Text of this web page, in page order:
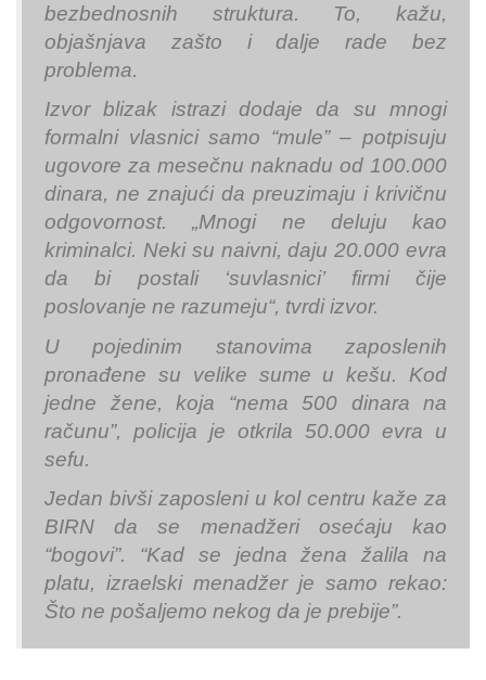
bezbednosnih struktura. To, kažu,
objašnjava zašto i dalje rade bez
problema.
Izvor blizak istrazi dodaje da su mnogi
formalni vlasnici samo “mule” – potpisuju
ugovore za mesečnu naknadu od 100.000
dinara, ne znajući da preuzimaju i krivičnu
odgovornost. „Mnogi ne deluju kao
kriminalci. Neki su naivni, daju 20.000 evra
da bi postali ‘suvlasnici’ firmi čije
poslovanje ne razumeju“, tvrdi izvor.
U pojedinim stanovima zaposlenih
pronađene su velike sume u kešu. Kod
jedne žene, koja “nema 500 dinara na
računu”, policija je otkrila 50.000 evra u
sefu.
Jedan bivši zaposleni u kol centru kaže za
BIRN da se menadžeri osećaju kao
“bogovi”. “Kad se jedna žena žalila na
platu, izraelski menadžer je samo rekao:
Što ne pošaljemo nekog da je prebije”.